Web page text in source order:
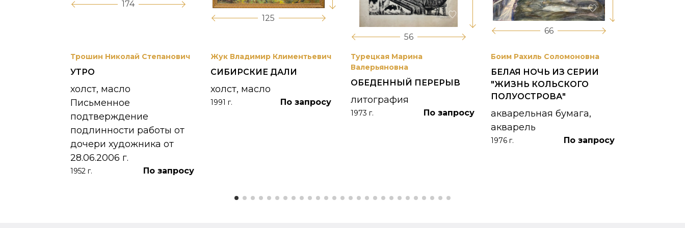
174
Трошин Николай Степанович
УТРО
холст, масло
Письменное
подтверждение
подлинности работы от
дочери художника от
28.06.2006 г.
1952 г. По запросу
125
Жук Владимир Климентьевич
СИБИРСКИЕ ДАЛИ
холст, масло
1991 г. По запросу
56
Турецкая Марина
Валерьяновна
ОБЕДЕННЫЙ ПЕРЕРЫВ
литография
1973 г. По запросу
66
Боим Рахиль Соломоновна
БЕЛАЯ НОЧЬ ИЗ СЕРИИ
"ЖИЗНЬ КОЛЬСКОГО
ПОЛУОСТРОВА"
акварельная бумага,
акварель
1976 г. По запросу